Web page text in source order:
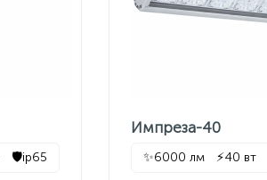
🛡️ip65
Импреза-40
✨6000 лм ⚡40 вт